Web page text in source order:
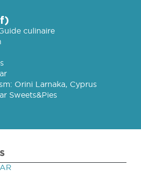
culinaire
Orini Larnaka, Cyprus
Sweets&Pies